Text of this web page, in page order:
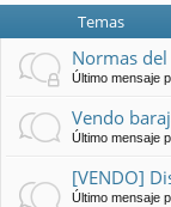
Temas
Normas
Último mensaje
Vendo
Último mensaje
[VENDO]
Último mensaje